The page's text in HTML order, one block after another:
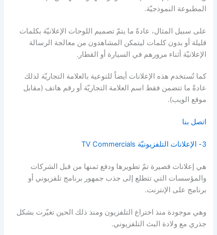
المطبوعة النموذجيّة.
على سبيل المثال، عادةً ما يتمّ تصميم اللوحات الإعلانيّة بكلمات
قليلة أو بدون كلمات ليتمكن المشاهدون من معالجة الرسالة
الإعلانيّة أثناء مرورهم في السيارة أو القطار.
كما تُستخدم هذه الإعلانات أيضاً للتوعية بالعلامة التجاريّة لذلك
عادةً ما تتضمن فقط اسم العلامة التجاريّة أو رقم هاتف (مقابل
موقع الويب).
اتصل بنا
3- الإعلانات التلفزيونيّة TV Commercials
هي إعلانات قصيرة تمّ تطويرها ودفع ثمنها من قبل الشركات
والمؤسسات التي تتطلع إلى جذب جمهور برنامج تلفزيوني أو
برنامج على الإنترنت.
وهي موجودة منذ اختراع التلفزيون ومنذ ذلك الحين تغيّرت بشكل
جذري مع ولادة البث التلفزيوني.